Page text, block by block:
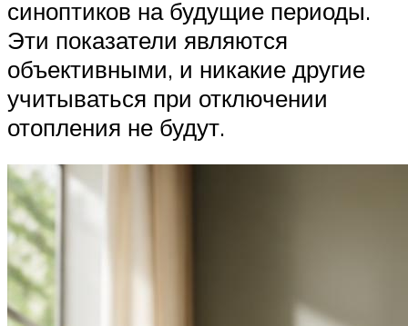
синоптиков на будущие периоды.
Эти показатели являются
объективными, и никакие другие
учитываться при отключении
отопления не будут.